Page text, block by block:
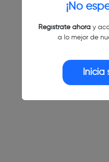
¡No
Regístrate ahoray
a lo mejor de
Inicia